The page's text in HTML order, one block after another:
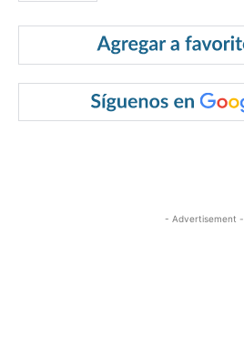
- Advertisement -